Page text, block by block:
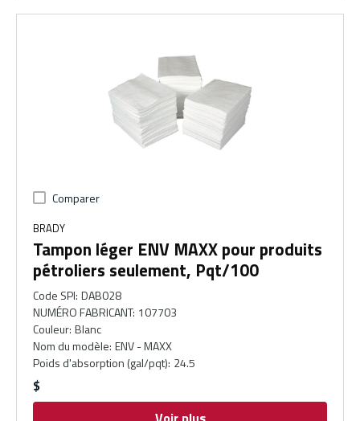
Comparer
BRADY
Tampon léger ENV MAXX pour produits
pétroliers seulement, Pqt/100
Code SPI: DAB028
NUMÉRO FABRICANT: 107703
Couleur: Blanc
Nom du modèle: ENV - MAXX
Poids d'absorption (gal/pqt): 24.5
$